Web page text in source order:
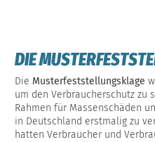
DIE
Die Musterfeststellungsklage
um den Verbraucherschutz zu
Rahmen für Massenschäden
in Deutschland erstmalig zu
hatten Verbraucher und